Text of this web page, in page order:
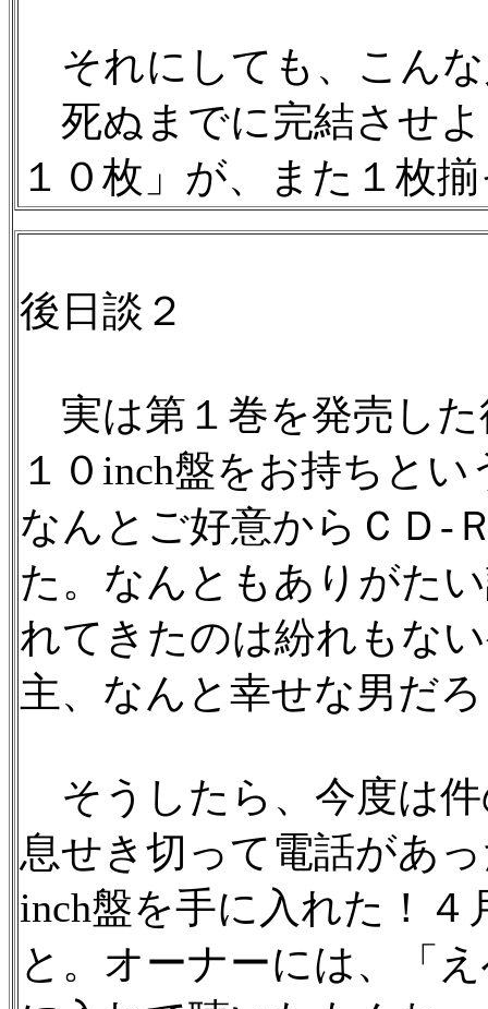
それにしても、こん
死ぬまでに完結させ
１０枚」が、また１枚
後日談２
実は第１巻を発売し
１０inch盤をお持ちと
なんとご好意からＣＤ-
た。なんともありがた
れてきたのは紛れもな
主、なんと幸せな男だ
そうしたら、今度は件
息せき切って電話があ
inch盤を手に入れた！
と。オーナーには、「